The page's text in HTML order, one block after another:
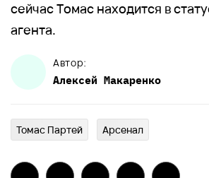
сейчас Томас находится в
агента.
Автор:
Алексей Макаренко
Томас Партей Арсенал